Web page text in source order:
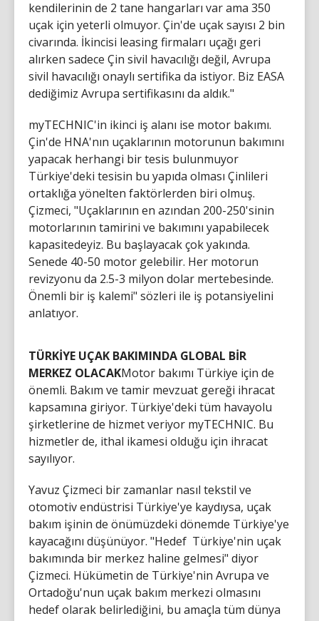
kendilerinin de 2 tane hangarları var ama 350
uçak için yeterli olmuyor. Çin'de uçak sayısı 2 bin
civarında. İkincisi leasing firmaları uçağı geri
alırken sadece Çin sivil havacılığı değil, Avrupa
sivil havacılığı onaylı sertifika da istiyor. Biz EASA
dediğimiz Avrupa sertifikasını da aldık."
myTECHNIC'in ikinci iş alanı ise motor bakımı.
Çin'de HNA'nın uçaklarının motorunun bakımını
yapacak herhangi bir tesis bulunmuyor
Türkiye'deki tesisin bu yapıda olması Çinlileri
ortaklığa yönelten faktörlerden biri olmuş.
Çizmeci, "Uçaklarının en azından 200-250'sinin
motorlarının tamirini ve bakımını yapabilecek
kapasitedeyiz. Bu başlayacak çok yakında.
Senede 40-50 motor gelebilir. Her motorun
revizyonu da 2.5-3 milyon dolar mertebesinde.
Önemli bir iş kalemi" sözleri ile iş potansiyelini
anlatıyor.
TÜRKİYE UÇAK BAKIMINDA GLOBAL BİR
MERKEZ OLACAKMotor bakımı Türkiye için de
önemli. Bakım ve tamir mevzuat gereği ihracat
kapsamına giriyor. Türkiye'deki tüm havayolu
şirketlerine de hizmet veriyor myTECHNIC. Bu
hizmetler de, ithal ikamesi olduğu için ihracat
sayılıyor.
Yavuz Çizmeci bir zamanlar nasıl tekstil ve
otomotiv endüstrisi Türkiye'ye kaydıysa, uçak
bakım işinin de önümüzdeki dönemde Türkiye'ye
kayacağını düşünüyor. "Hedef Türkiye'nin uçak
bakımında bir merkez haline gelmesi" diyor
Çizmeci. Hükümetin de Türkiye'nin Avrupa ve
Ortadoğu'nun uçak bakım merkezi olmasını
hedef olarak belirlediğini, bu amaçla tüm dünya